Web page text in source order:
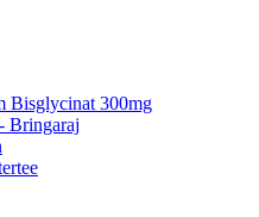
Bisglycinat 300mg
Bringaraj